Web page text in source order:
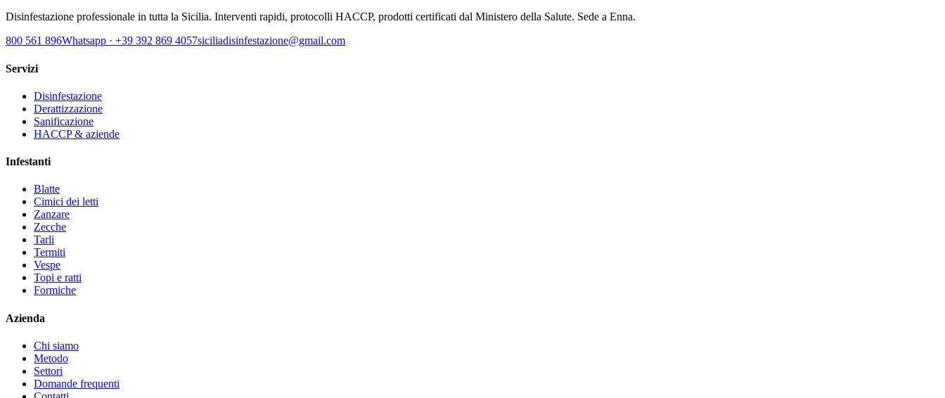
Disinfestazione professionale in tutta la Sicilia. Interventi rapidi, protocolli HACCP, prodotti certificati dal Ministero della Salute. Sede a Enna.
800 561 896Whatsapp · +39 392 869 4057siciliadisinfestazione@gmail.com
Servizi
Disinfestazione
Derattizzazione
Sanificazione
HACCP & aziende
Infestanti
Blatte
Cimici dei letti
Zanzare
Zecche
Tarli
Termiti
Vespe
Topi e ratti
Formiche
Azienda
Chi siamo
Metodo
Settori
Domande frequenti